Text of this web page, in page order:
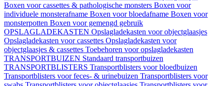
Boxen voor cassettes & pathologische monsters Boxen voor
individuele monsterafname Boxen voor bloedafname Boxen voor
monsterpotten Boxen voor gemengd gebruik
OPSLAGLADEKASTEN Opslagladekasten voor objectglaasjes
Opslagladekasten voor cassettes Opslagladekasten voor
objectglaasjes & cassettes Toebehoren voor opslagladekasten
TRANSPORTBUIZEN Standaard transportbuizen
TRANSPORTBLISTERS Transportblisters voor bloedbuizen
Transportblisters voor feces- & urinebuizen Transportblisters voor